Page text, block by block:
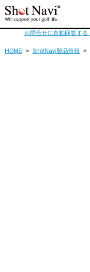
お問合せに自動回答す
HOME > ShotNavi製品情報 >